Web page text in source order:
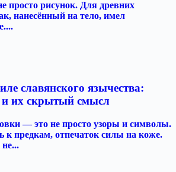
просто рисунок. Для древних
нанесённый на тело, имел
славянского язычества:
и их скрытый смысл
— это не просто узоры и символы.
к предкам, отпечаток силы на коже.